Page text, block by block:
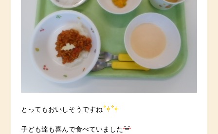
とってもおいしそうですね
子ども達も喜んで食べていました